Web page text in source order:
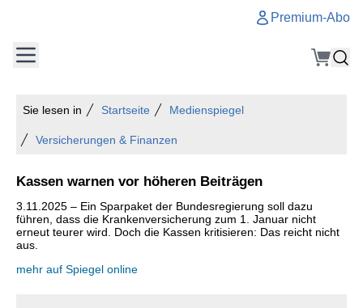
Premium-Abo
Sie lesen in Startseite Medienspiegel
Versicherungen & Finanzen
Kassen warnen vor höheren Beiträgen
3.11.2025 – Ein Sparpaket der Bundesregierung soll dazu
führen, dass die Krankenversicherung zum 1. Januar nicht
erneut teurer wird. Doch die Kassen kritisieren: Das reicht nicht
aus.
mehr auf Spiegel online